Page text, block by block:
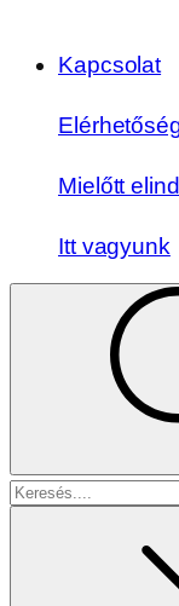
Kapcsolat
Mielőtt
Itt vagyunk
Search